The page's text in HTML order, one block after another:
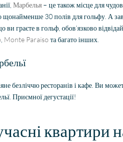
Марбелья – це також місце для
30 полів для гольфу. А
ви граєте в гольф, обов’язково
Monte Paraiso та багато інших.
безліччю ресторанів і кафе. Ви
Приємної дегустації!
квартири